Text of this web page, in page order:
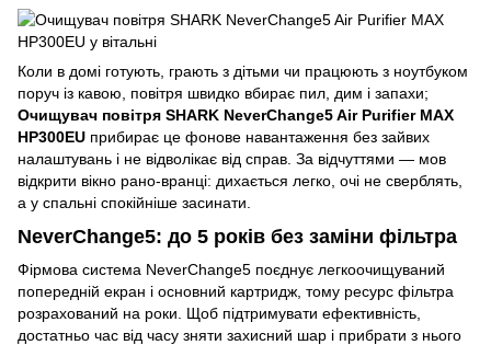
Коли в домі готують, грають з дітьми чи працюють з ноутбуком
поруч із кавою, повітря швидко вбирає пил, дим і запахи;
Очищувач повітря SHARK NeverChange5 Air Purifier MAX
HP300EU прибирає це фонове навантаження без зайвих
налаштувань і не відволікає від справ. За відчуттями — мов
відкрити вікно рано-вранці: дихається легко, очі не сверблять,
а у спальні спокійніше засинати.
NeverChange5: до 5 років без заміни фільтра
Фірмова система NeverChange5 поєднує легкоочищуваний
попередній екран і основний картридж, тому ресурс фільтра
розрахований на роки. Щоб підтримувати ефективність,
достатньо час від часу зняти захисний шар і прибрати з нього